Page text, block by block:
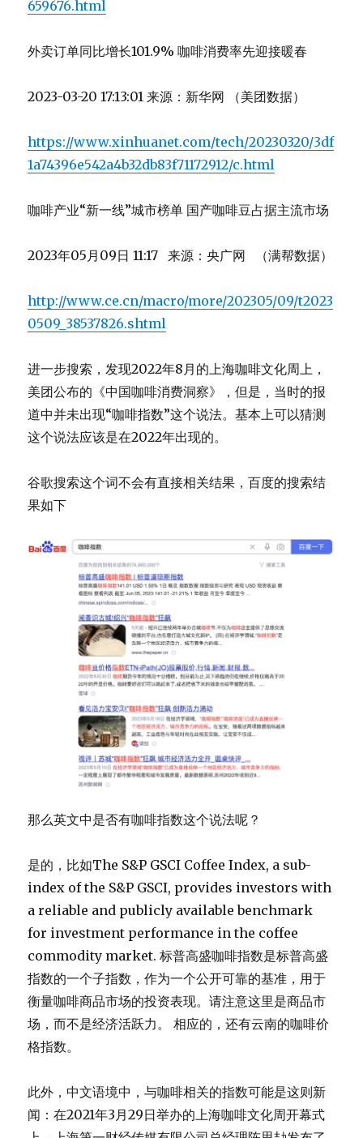
659676.html
外卖订单同比增长101.9% 咖啡消费率先迎接暖春
2023-03-20 17:13:01 来源：新华网 （美团数据）
https://www.xinhuanet.com/tech/20230320/3df
1a74396e542a4b32db83f71172912/c.html
咖啡产业“新一线”城市榜单 国产咖啡豆占据主流市场
2023年05月09日 11:17 来源：央广网 （满帮数据）
http://www.ce.cn/macro/more/202305/09/t2023
0509_38537826.shtml
进一步搜索，发现2022年8月的上海咖啡文化周上，
美团公布的《中国咖啡消费洞察》，但是，当时的报
道中并未出现“咖啡指数”这个说法。基本上可以猜测
这个说法应该是在2022年出现的。
谷歌搜索这个词不会有直接相关结果，百度的搜索结
果如下
那么英文中是否有咖啡指数这个说法呢？
是的，比如The S&P GSCI Coffee Index, a sub-
index of the S&P GSCI, provides investors with
a reliable and publicly available benchmark
for investment performance in the coffee
commodity market. 标普高盛咖啡指数是标普高盛
指数的一个子指数，作为一个公开可靠的基准，用于
衡量咖啡商品市场的投资表现。请注意这里是商品市
场，而不是经济活跃力。 相应的，还有云南的咖啡价
格指数。
此外，中文语境中，与咖啡相关的指数可能是这则新
闻：在2021年3月29日举办的上海咖啡文化周开幕式